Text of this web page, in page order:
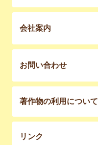
会社案内
お問い合わせ
著作物の利用について
リンク